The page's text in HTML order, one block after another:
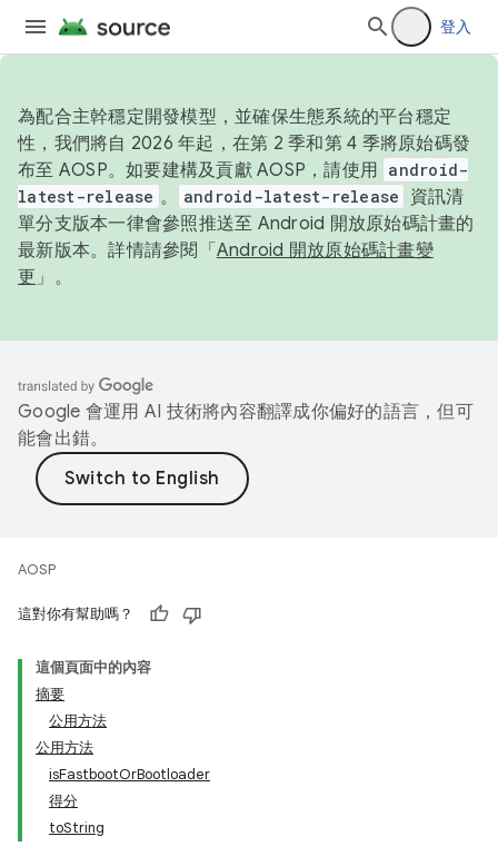
登入
為配合主幹穩定開發模型，並確保生態系統的平台穩定
性，我們將自 2026 年起，在第 2 季和第 4 季將原始碼發
布至 AOSP。如要建構及貢獻 AOSP，請使用 android-
latest-release 。 android-latest-release
資訊清
單分支版本一律會參照推送至 Android 開放原始碼計畫的
最新版本。詳情請參閱「 Android 開放原始碼計畫變
更 」。
Google 會運用 AI 技術將內容翻譯成你偏好的語言，但可
能會出錯。
AOSP
這對你有幫助嗎？
這個頁面中的內容
摘要
公用方法
公用方法
isFastbootOrBootloader
得分
toString